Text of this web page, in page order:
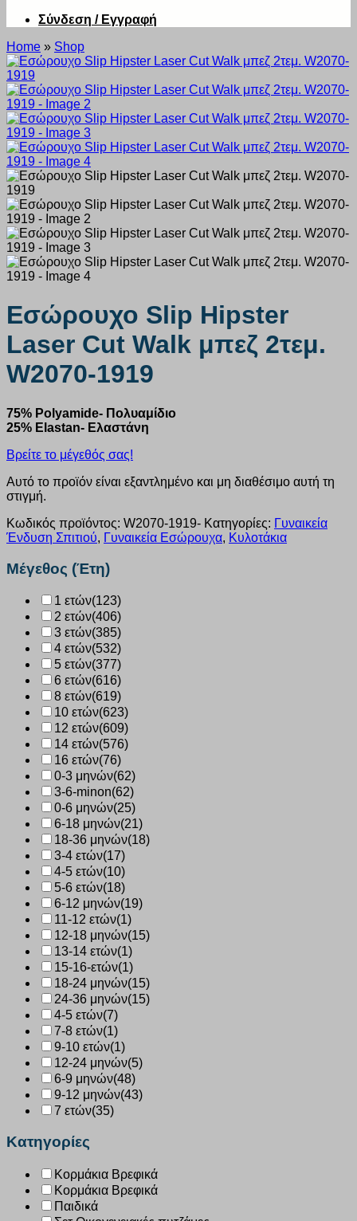
Σύνδεση / Εγγραφή
Home » Shop
Εσώρουχο Slip Hipster
Laser Cut Walk μπεζ 2τεμ.
W2070-1919
75% Polyamide- Πολυαμίδιο
25% Elastan- Ελαστάνη
Βρείτε το μέγεθός σας!
Αυτό το προϊόν είναι εξαντλημένο και μη διαθέσιμο αυτή τη
στιγμή.
Κωδικός προϊόντος: W2070-1919- Κατηγορίες: Γυναικεία
Ένδυση Σπιτιού, Γυναικεία Εσώρουχα, Κυλοτάκια
Μέγεθος (Έτη)
1 ετών(123)
2 ετών(406)
3 ετών(385)
4 ετών(532)
5 ετών(377)
6 ετών(616)
8 ετών(619)
10 ετών(623)
12 ετών(609)
14 ετών(576)
16 ετών(76)
0-3 μηνών(62)
3-6-minon(62)
0-6 μηνών(25)
6-18 μηνών(21)
18-36 μηνών(18)
3-4 ετών(17)
4-5 ετών(10)
5-6 ετών(18)
6-12 μηνών(19)
11-12 ετών(1)
12-18 μηνών(15)
13-14 ετών(1)
15-16-ετών(1)
18-24 μηνών(15)
24-36 μηνών(15)
4-5 ετών(7)
7-8 ετών(1)
9-10 ετών(1)
12-24 μηνών(5)
6-9 μηνών(48)
9-12 μηνών(43)
7 ετών(35)
Κατηγορίες
Κορμάκια Βρεφικά
Κορμάκια Βρεφικά
Παιδικά